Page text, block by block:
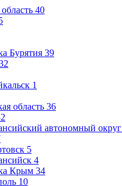
40
Бурятия 39
1
область 36
автономный округ
5
4
Крым 34
10